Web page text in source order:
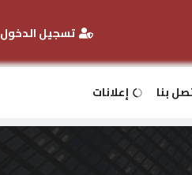
تسجيل الدخول
بنا إعلانات